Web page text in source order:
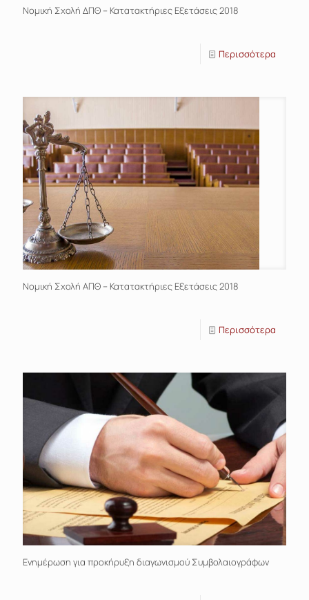
Νομική Σχολή ΔΠΘ – Κατατακτήριες Εξετάσεις 2018
Περισσότερα
Νομική Σχολή ΑΠΘ – Κατατακτήριες Εξετάσεις 2018
Περισσότερα
Ενημέρωση για προκήρυξη διαγωνισμού Συμβολαιογράφων